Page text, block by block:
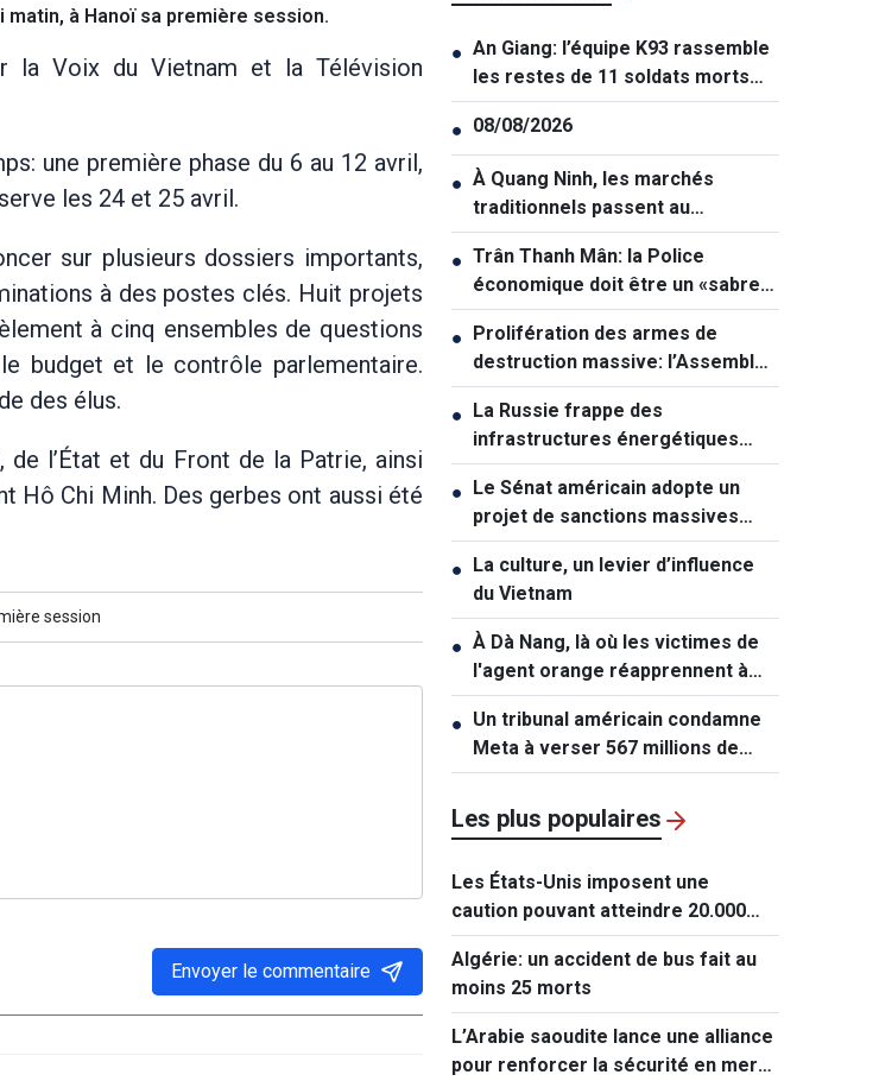
matin, à Hanoï sa première session.
la Voix du Vietnam et la Télévision
une première phase du 6 au 12 avril,
les 24 et 25 avril.
sur plusieurs dossiers importants,
à des postes clés. Huit projets
à cinq ensembles de questions
budget et le contrôle parlementaire.
des élus.
de l’État et du Front de la Patrie, ainsi
Hô Chi Minh. Des gerbes ont aussi été
session
Envoyer le commentaire
● An Giang: l’équipe K93 rassemble
les restes de 11 soldats morts
pour la Patrie
● 08/08/2026
● À Quang Ninh, les marchés
traditionnels passent au
numérique
● Trân Thanh Mân: la Police
économique doit être un «sabre
tranchant» dans la lutte contre la
criminalité
● Prolifération des armes de
destruction massive: l’Assemblée
nationale veut renforcer la
prévention
● La Russie frappe des
infrastructures énergétiques
vitales de l'Ukraine
● Le Sénat américain adopte un
projet de sanctions massives
contre la Russie
● La culture, un levier d’influence
du Vietnam
● À Dà Nang, là où les victimes de
l'agent orange réapprennent à
vivre
● Un tribunal américain condamne
Meta à verser 567 millions de
dollars dans une affaire
impliquant des mineurs
Les plus populaires
Les États-Unis imposent une
caution pouvant atteindre 20.000
dollars pour les demandes de visa
de ressortissants de 50 pays
Algérie: un accident de bus fait au
moins 25 morts
L’Arabie saoudite lance une alliance
pour renforcer la sécurité en mer